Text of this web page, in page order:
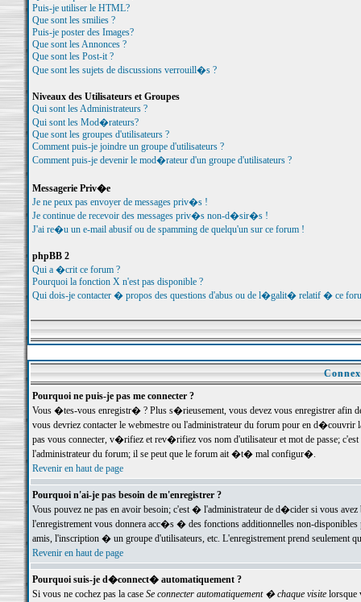
Puis-je utiliser le HTML?
Que sont les smilies ?
Puis-je poster des Images?
Que sont les Annonces ?
Que sont les Post-it ?
Que sont les sujets de discussions verrouill�s ?
Niveaux des Utilisateurs et Groupes
Qui sont les Administrateurs ?
Qui sont les Mod�rateurs?
Que sont les groupes d'utilisateurs ?
Comment puis-je joindre un groupe d'utilisateurs ?
Comment puis-je devenir le mod�rateur d'un groupe d'utilisateurs ?
Messagerie Priv�e
Je ne peux pas envoyer de messages priv�s !
Je continue de recevoir des messages priv�s non-d�sir�s !
J'ai re�u un e-mail abusif ou de spamming de quelqu'un sur ce forum !
phpBB 2
Qui a �crit ce forum ?
Pourquoi la fonction X n'est pas disponible ?
Qui dois-je contacter � propos des questions d'abus ou de l�galit� relatif � ce
Pourquoi ne puis-je pas me connecter ?
Vous �tes-vous enregistr� ? Plus s�rieusement, vous devez vous enregistrer
vous devriez contacter le webmestre ou l'administrateur du forum pour en
pas vous connecter, v�rifiez et rev�rifiez vos nom d'utilisateur et mot de passe;
l'administrateur du forum; il se peut que le forum ait �t� mal configur�.
Revenir en haut de page
Pourquoi n'ai-je pas besoin de m'enregistrer ?
Vous pouvez ne pas en avoir besoin; c'est � l'administrateur de d�cider si vous
l'enregistrement vous donnera acc�s � des fonctions additionnelles non-
amis, l'inscription � un groupe d'utilisateurs, etc. L'enregistrement prend seulement
Revenir en haut de page
Pourquoi suis-je d�connect� automatiquement ?
Si vous ne cochez pas la case Se connecter automatiquement � chaque visitelorsque